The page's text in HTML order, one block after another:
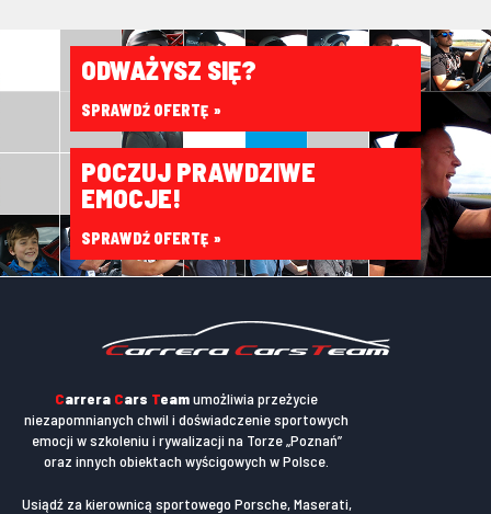
ODWAŻYSZ SIĘ?
SPRAWDŹ OFERTĘ
POCZUJ PRAWDZIWE
EMOCJE!
SPRAWDŹ OFERTĘ
Carrera Cars Teamumożliwia przeżycie
niezapomnianych chwil i doświadczenie sportowych
emocji w szkoleniu i rywalizacji na Torze „Poznań”
oraz innych obiektach wyścigowych w Polsce.
Usiądź za kierownicą sportowego Porsche, Maserati,